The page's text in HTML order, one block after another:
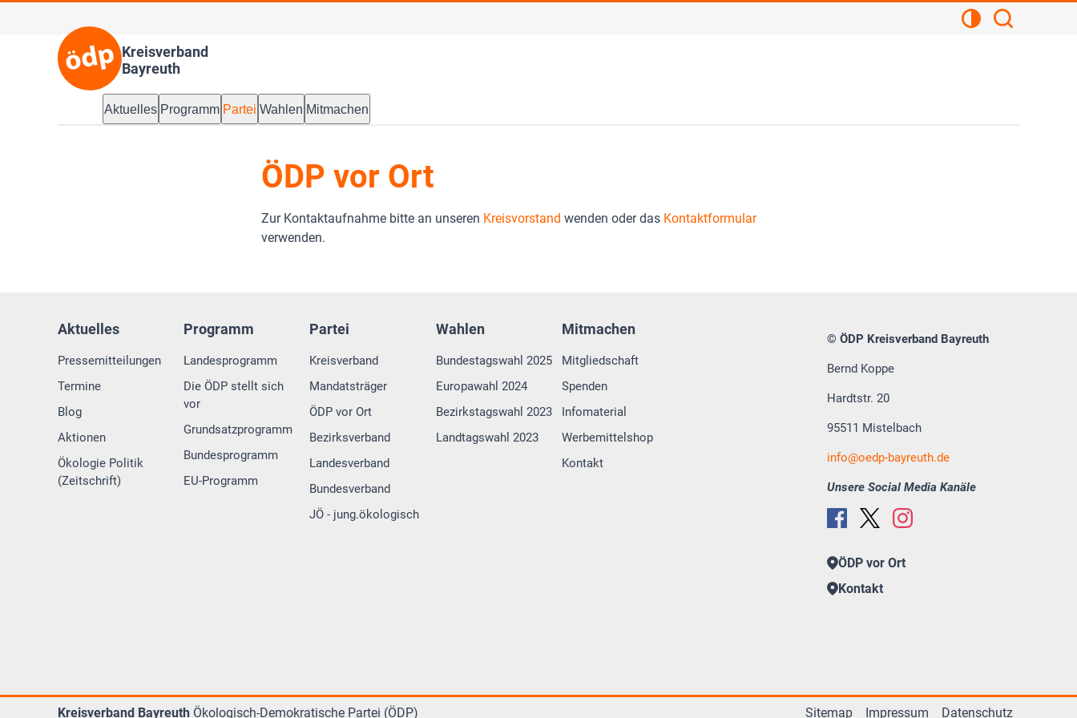
Kreisverband
Bayreuth
Kontrastansicht
Aktuelles Programm Partei Wahlen Mitmachen
ÖDP vor Ort
Zur Kontaktaufnahme bitte an unseren Kreisvorstand wenden oder das Kontaktformular
verwenden.
Aktuelles
Pressemitteilungen
Termine
Blog
Aktionen
Ökologie Politik
(Zeitschrift)
Programm
Landesprogramm
Die ÖDP stellt sich
vor
Grundsatzprogramm
Bundesprogramm
EU-Programm
Partei
Kreisverband
Mandatsträger
ÖDP vor Ort
Bezirksverband
Landesverband
Bundesverband
JÖ - jung.ökologisch
Wahlen
Bundestagswahl 2025
Europawahl 2024
Bezirkstagswahl 2023
Landtagswahl 2023
Mitmachen
Mitgliedschaft
Spenden
Infomaterial
Werbemittelshop
Kontakt
© ÖDP Kreisverband Bayreuth
Bernd Koppe
Hardtstr. 20
95511 Mistelbach
info oedp-bayreuth.de
Unsere Social Media Kanäle
ÖDP vor Ort
Kontakt
Kreisverband Bayreuth Ökologisch-Demokratische Partei (ÖDP) Sitemap Impressum Datenschutz